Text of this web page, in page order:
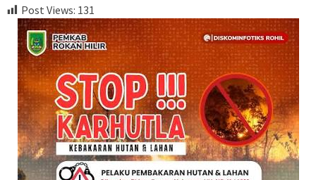
Post Views: 131